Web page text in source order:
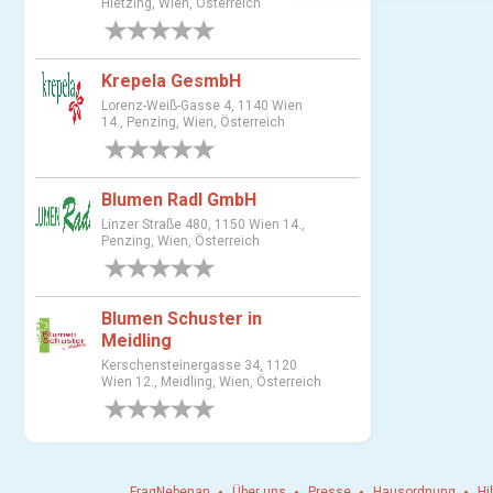
a
a
Hietzing, Wien, Österreich
Krepela GesmbH
Lorenz-Weiß-Gasse 4, 1140 Wien
14., Penzing, Wien, Österreich
Blumen Radl GmbH
Linzer Straße 480, 1150 Wien 14.,
Penzing, Wien, Österreich
Blumen Schuster in
Meidling
Kerschensteinergasse 34, 1120
Wien 12., Meidling, Wien, Österreich